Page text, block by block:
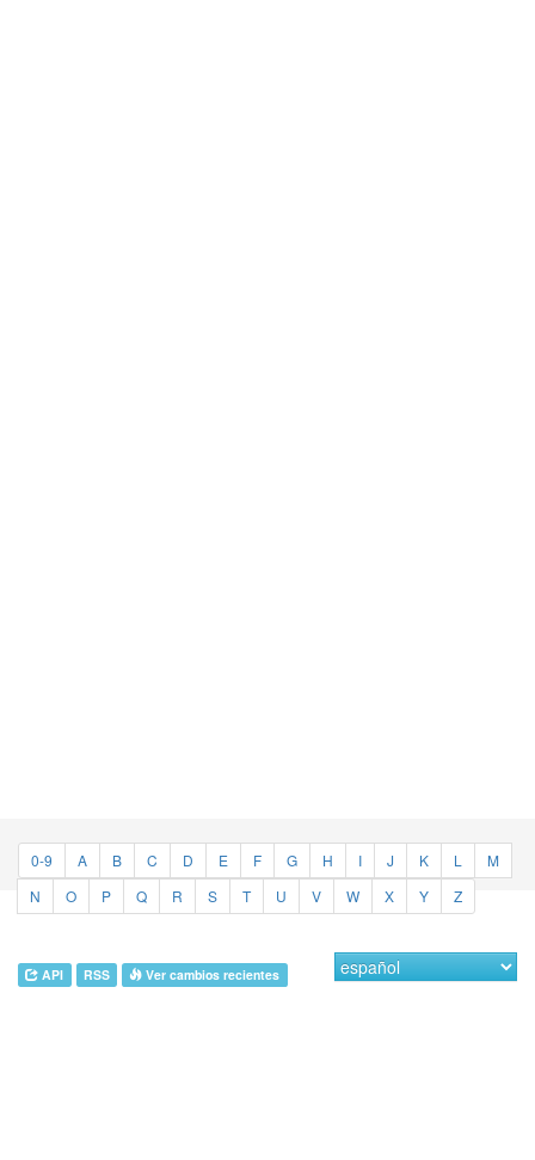
0-9 A B C D E F G H I J K L
M
N
O P Q R S T U V W X Y Z
API RSS Ver cambios recientes